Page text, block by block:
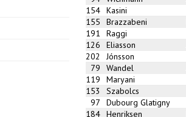
154 Kasini
155
Brazzabeni
191
Raggi
126
Eliasson
202
Jónsson
79
Wandel
119
Maryani
153
Szabolcs
97
Dubourg Glatigny
184 Henriksen